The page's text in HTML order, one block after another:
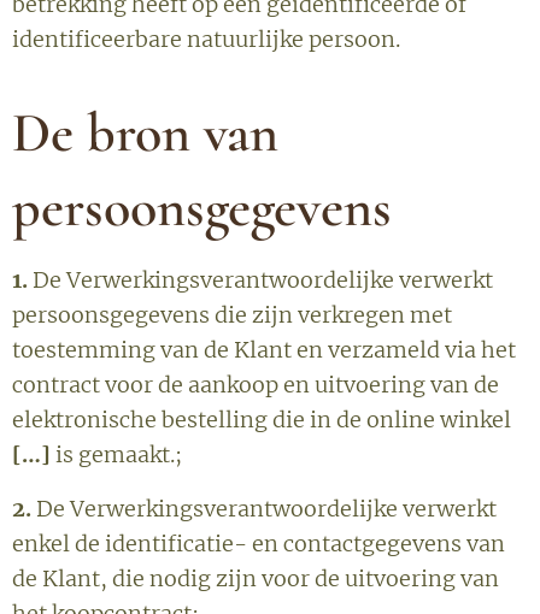
identificeerbare natuurlijke persoon.
De bron van
persoonsgegevens
1. De Verwerkingsverantwoordelijke verwerkt
persoonsgegevens die zijn verkregen met
toestemming van de Klant en verzameld via het
contract voor de aankoop en uitvoering van de
elektronische bestelling die in de online winkel
[…] is gemaakt.;
2. De Verwerkingsverantwoordelijke verwerkt
enkel de identificatie- en contactgegevens van
de Klant, die nodig zijn voor de uitvoering van